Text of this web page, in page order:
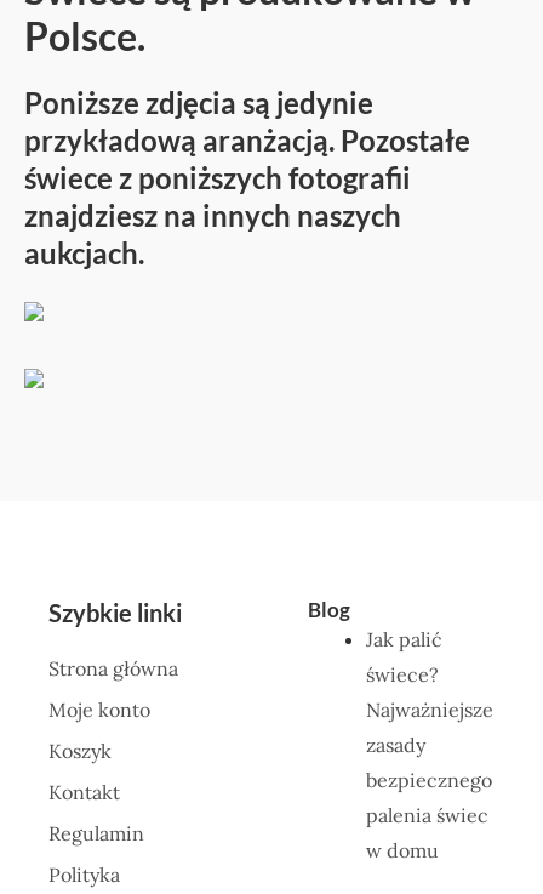
Polsce.
Poniższe zdjęcia są jedynie
przykładową aranżacją. Pozostałe
świece z poniższych fotografii
znajdziesz na innych naszych
aukcjach.
Szybkie linki
Strona główna
Moje konto
Koszyk
Kontakt
Regulamin
Polityka
Blog
Jak palić
świece?
Najważniejsze
zasady
bezpiecznego
palenia świec
w domu